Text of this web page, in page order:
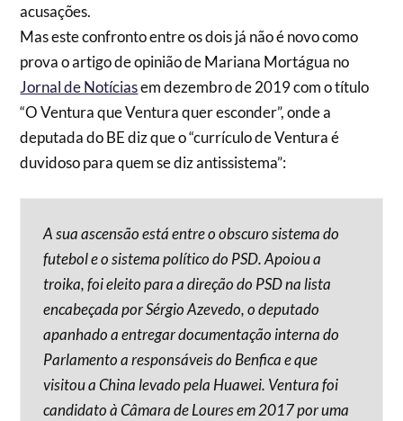
acusações.
Mas este confronto entre os dois já não é novo como
prova o artigo de opinião de Mariana Mortágua no
Jornal de Notíciasem dezembro de 2019 com o título
“O Ventura que Ventura quer esconder”, onde a
deputada do BE diz que o “currículo de Ventura é
duvidoso para quem se diz antissistema”:
A sua ascensão está entre o obscuro sistema do
futebol e o sistema político do PSD. Apoiou a
troika, foi eleito para a direção do PSD na lista
encabeçada por Sérgio Azevedo, o deputado
apanhado a entregar documentação interna do
Parlamento a responsáveis do Benfica e que
visitou a China levado pela Huawei. Ventura foi
candidato à Câmara de Loures em 2017 por uma